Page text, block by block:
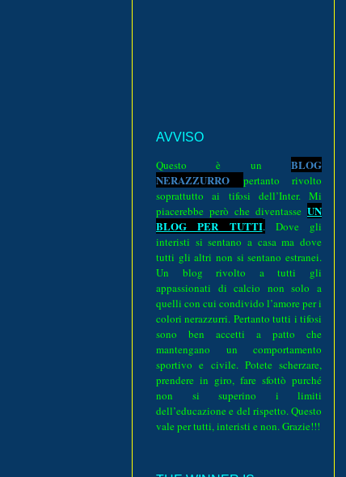
AVVISO
Questo è un BLOG
NERAZZURRO pertanto rivolto
soprattutto ai tifosi dell’Inter. Mi
piacerebbe però che diventasse UN
BLOG PER TUTTI.
Dove gli
interisti si sentano a casa ma dove
tutti gli altri non si sentano estranei.
Un blog rivolto a tutti gli
appassionati di calcio non solo a
quelli con cui condivido l’amore per i
colori nerazzurri. Pertanto tutti i tifosi
sono ben accetti a patto che
mantengano un comportamento
sportivo e civile. Potete scherzare,
prendere in giro, fare sfottò purché
non si superino i limiti
dell’educazione e del rispetto. Questo
vale per tutti, interisti e non. Grazie!!!